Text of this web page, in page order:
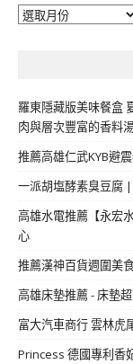
彙
羅東隱藏版美味餐盒
肉與層次豐富的香料
推薦高雄仁武KYB避
一派胡塩酵素臭豆腐
高雄水電推薦【永宏
心
推薦漢神百貨週圍美
高雄床墊推薦 - 床墊
富大汽車商行 雲林虎
Princess 德國專利香